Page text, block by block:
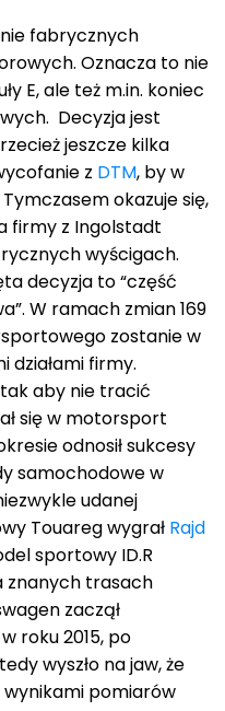
fabrycznych
Oznacza to nie
E, ale też m.in. koniec
Decyzja jest
jeszcze kilka
z DTM, by w
Tymczasem okazuje się,
firmy z Ingolstadt
wyścigach.
decyzja to “część
W ramach zmian 169
zostanie w
działami firmy.
aby nie tracić
się w motorsport
odnosił sukcesy
samochodowe w
udanej
Touareg wygrał Rajd
sportowy ID.R
znanych trasach
zaczął
roku 2015, po
wyszło na jaw, że
pomiarów